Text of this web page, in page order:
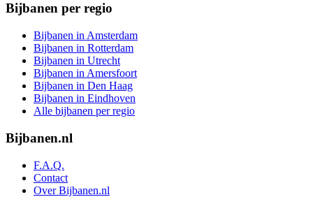
Bijbanen per regio
Bijbanen in Amsterdam
Bijbanen in Rotterdam
Bijbanen in Utrecht
Bijbanen in Amersfoort
Bijbanen in Den Haag
Bijbanen in Eindhoven
Alle bijbanen per regio
Bijbanen.nl
F.A.Q.
Contact
Over Bijbanen.nl